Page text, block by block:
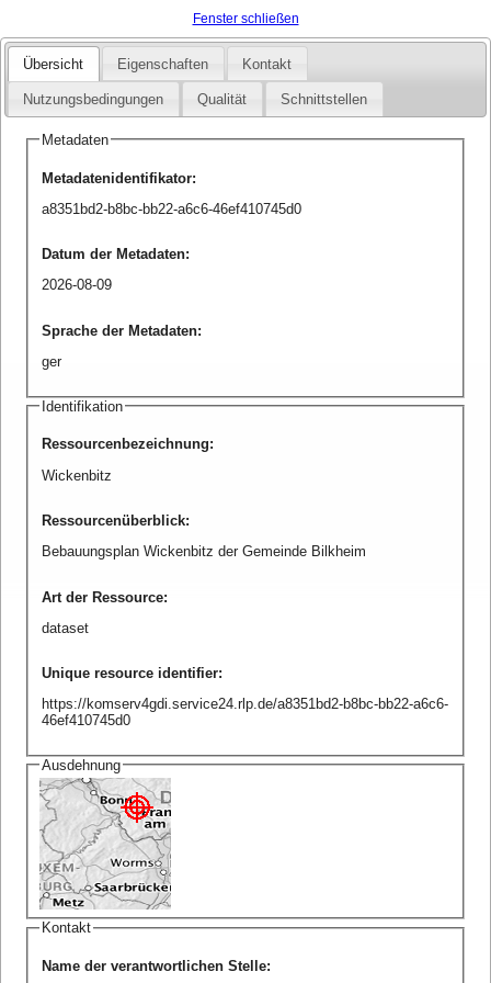
Fenster schließen
Übersicht Eigenschaften Kontakt
Nutzungsbedingungen Qualität Schnittstellen
Metadaten
Metadatenidentifikator:
a8351bd2-b8bc-bb22-a6c6-46ef410745d0
Datum der Metadaten:
2026-08-09
Sprache der Metadaten:
ger
Identifikation
Ressourcenbezeichnung:
Wickenbitz
Ressourcenüberblick:
Bebauungsplan Wickenbitz der Gemeinde Bilkheim
Art der Ressource:
dataset
Unique resource identifier:
https://komserv4gdi.service24.rlp.de/a8351bd2-b8bc-bb22-a6c6-
46ef410745d0
Ausdehnung
Kontakt
Name der verantwortlichen Stelle: